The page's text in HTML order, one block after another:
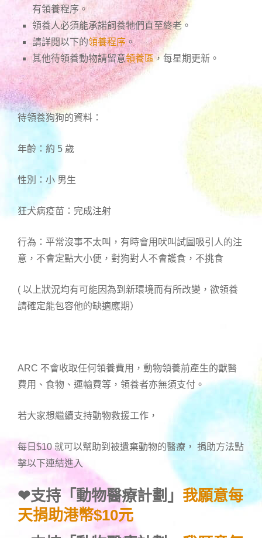
有領養程序。
領養人必須能承諾飼養牠們直至終老。
請詳閱以下的領養程序 。
其他待領養動物請留意領養區 ，每星期更新。
待領養狗狗的資料：
年齡：約 5 歲
性別：小 男生
狂犬病疫苗：完成注射
行為：平常沒事不太叫，有時會用吠叫試圖吸引人的注
意，不會定點大小便，對狗對人不會護食，不挑食
( 以上狀況均有可能因為到新環境而有所改變，欲領養
請確定能包容他的缺適應期）
ARC 不會收取任何領養費用，動物領養前產生的獸醫
費用、食物、運輸費等，領養者亦無須支付。
若大家想繼續支持動物救援工作，
每日$10 就可以幫助到被遺棄動物的醫療， 捐助方法點
擊以下連結進入
❤支持「動物醫療計劃」 我願意每
天捐助港幣$10元